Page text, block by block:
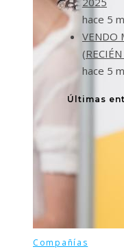
Compañías
hace 5
VENDO
hace 5
Últimas